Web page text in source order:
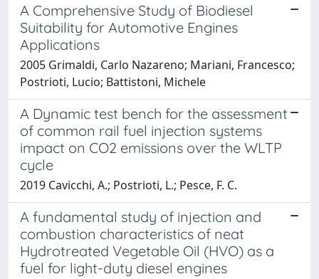
A Comprehensive Study of Biodiesel
Suitability for Automotive Engines
Applications
2005 Grimaldi, Carlo Nazareno; Mariani, Francesco;
Postrioti, Lucio; Battistoni, Michele
A Dynamic test bench for the assessment
of common rail fuel injection systems
impact on CO2 emissions over the WLTP
cycle
2019 Cavicchi, A.; Postrioti, L.; Pesce, F. C.
A fundamental study of injection and
combustion characteristics of neat
Hydrotreated Vegetable Oil (HVO) as a
fuel for light-duty diesel engines